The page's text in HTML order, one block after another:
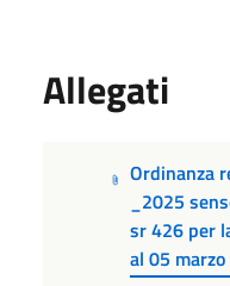
Allegati
Ordinanza
_2025
sr 426 per
al 05